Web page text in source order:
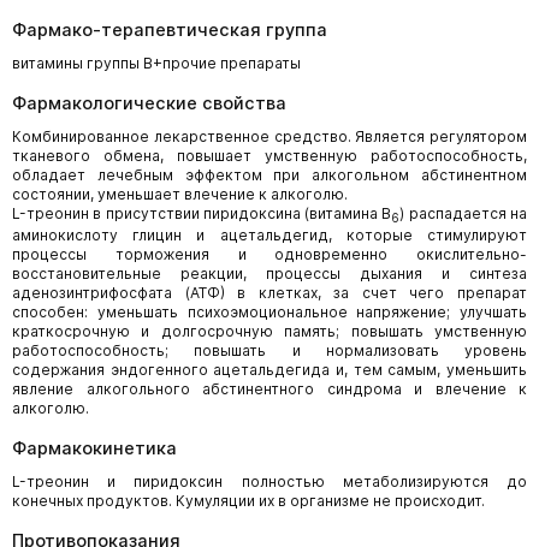
Фармако-терапевтическая группа
витамины группы B+прочие препараты
Фармакологические свойства
Комбинированное лекарственное средство. Является регулятором
тканевого обмена, повышает умственную работоспособность,
обладает лечебным эффектом при алкогольном абстинентном
состоянии, уменьшает влечение к алкоголю.
L-треонин в присутствии пиридоксина (витамина В6) распадается на
аминокислоту глицин и ацетальдегид, которые стимулируют
процессы торможения и одновременно окислительно-
восстановительные реакции, процессы дыхания и синтеза
аденозинтрифосфата (АТФ) в клетках, за счет чего препарат
способен: уменьшать психоэмоциональное напряжение; улучшать
краткосрочную и долгосрочную память; повышать умственную
работоспособность; повышать и нормализовать уровень
содержания эндогенного ацетальдегида и, тем самым, уменьшить
явление алкогольного абстинентного синдрома и влечение к
алкоголю.
Фармакокинетика
L-треонин и пиридоксин полностью метаболизируются до
конечных продуктов. Кумуляции их в организме не происходит.
Противопоказания